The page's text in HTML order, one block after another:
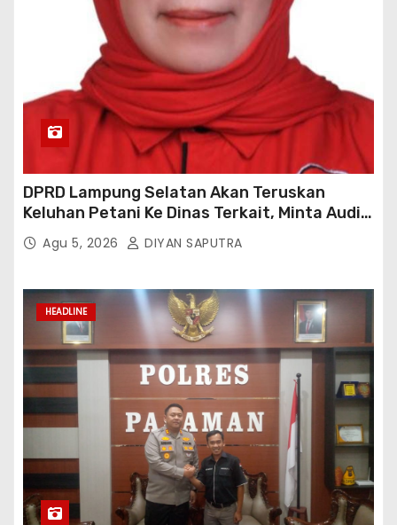
DPRD Lampung Selatan Akan Teruskan
Keluhan Petani Ke Dinas Terkait, Minta Audit
Penyaluran Pupuk Bersubsidi Di Desa Budi
Lestari
Agu 5, 2026 DIYAN SAPUTRA
HEADLINE